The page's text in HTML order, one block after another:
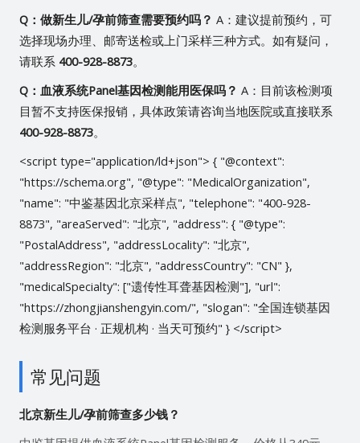
Q：做新生儿/孕前筛查需要预约吗？ A：建议提前预约，可
选择现场办理、邮寄送检或上门采样三种方式。如有疑问，
请联系 400-928-8873。
Q：血液系统Panel基因检测能用医保吗？ A：目前该检测项
目暂不支持医保报销，具体政策请咨询当地医院或直接联系
400-928-8873。
<script type="application/ld+json"> { "@context":
"https://schema.org", "@type": "MedicalOrganization",
"name": "中鉴基因北京采样点", "telephone": "400-928-
8873", "areaServed": "北京", "address": { "@type":
"PostalAddress", "addressLocality": "北京",
"addressRegion": "北京", "addressCountry": "CN" },
"medicalSpecialty": ["遗传性耳聋基因检测"], "url":
"https://zhongjianshengyin.com/", "slogan": "全国连锁基因
检测服务平台 · 正规机构 · 当天可预约" } </script>
常见问题
北京新生儿/孕前筛查多少钱？